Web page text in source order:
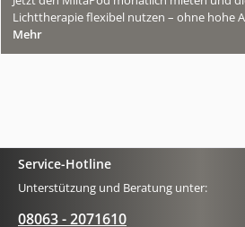
Lichttherapie flexibel nutzen – ohne hohe
Mehr
Service-Hotline
Unterstützung und Beratung unter:
08063 - 2071610